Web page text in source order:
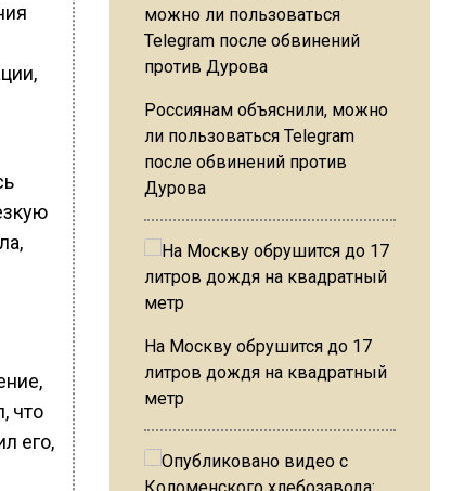
что
его,
Россиянам объяснили, можно
ли пользоваться Telegram
после обвинений против
Дурова
На Москву обрушится до 17
литров дождя на квадратный
метр